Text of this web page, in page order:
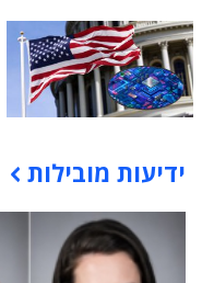
תוכן פרסומי
ידיעות מובילות